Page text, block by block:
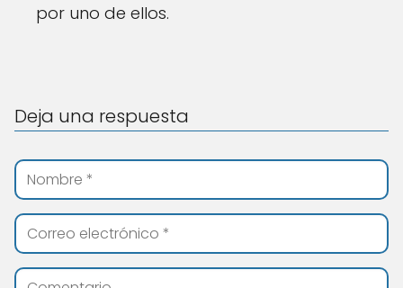
por uno de ellos.
Deja una respuesta